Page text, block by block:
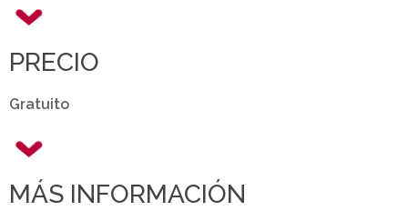
PRECIO
Gratuito
MÁS INFORMACIÓN